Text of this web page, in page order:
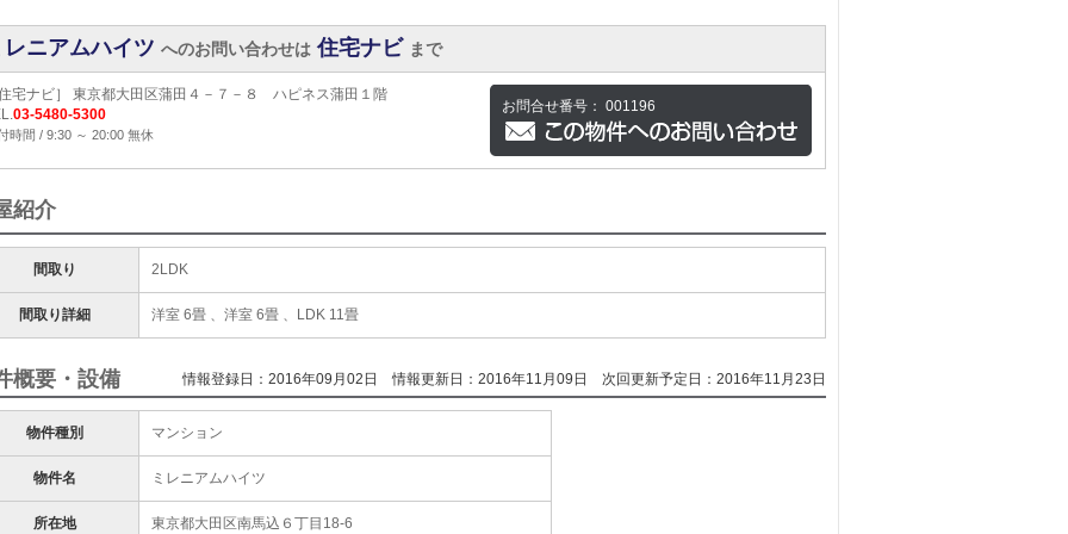
レニアムハイツ へのお問い合わせは 住宅ナビ まで
住宅ナビ］ 東京都大田区蒲田４－７－８ ハピネス蒲田１階
03-5480-5300
時間 / 9:30 ～ 20:00 無休
お問合せ番号： 001196
紹介
間取り 2LDK
間取り詳細 洋室 6畳 、洋室 6畳 、LDK 11畳
概要・設備 情報登録日：2016年09月02日 情報更新日：2016年11月09日 次回更新予定日：2016年11月23日
物件種別 マンション
物件名 ミレニアムハイツ
所在地 東京都大田区南馬込６丁目18-6